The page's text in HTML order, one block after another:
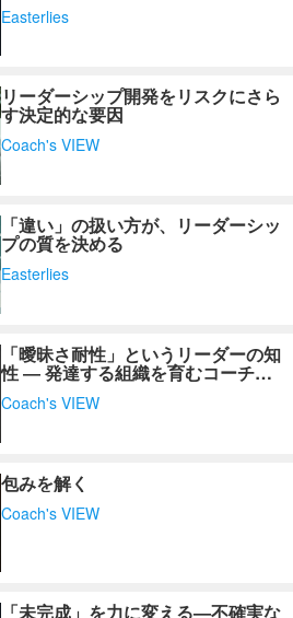
Easterlies
リーダーシップ開発をリスクにさら
す決定的な要因
Coach's VIEW
「違い」の扱い方が、リーダーシッ
プの質を決める
Easterlies
「曖昧さ耐性」というリーダーの知
性 ― 発達する組織を育むコーチン
グの力
Coach's VIEW
包みを解く
Coach's VIEW
「未完成」を力に変える—不確実な